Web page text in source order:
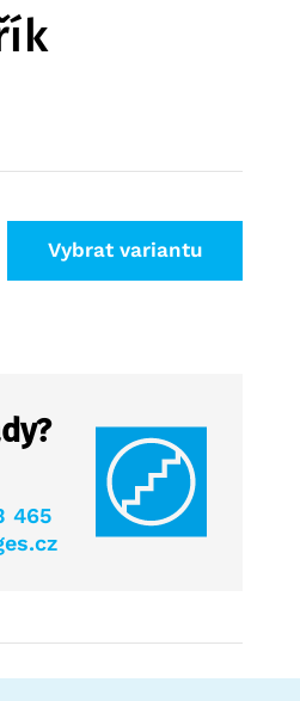
Vybrat variantu
465